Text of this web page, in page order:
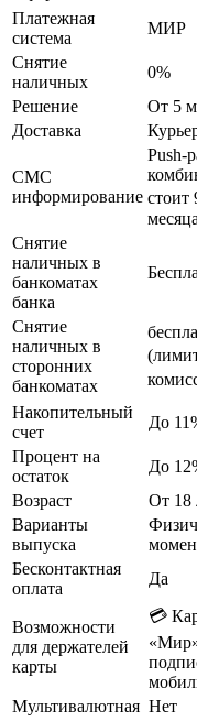
Платежная
система
МИР
Снятие
наличных
0%
Решение
От 5
Доставка
СМС
информирование
Push-
стоит
Снятие
наличных в
банкоматах
банка
Снятие
наличных в
сторонних
банкоматах
Накопительный
счет
До
Процент на
остаток
До
Возраст
От 18
Варианты
выпуска
Бесконтактная
оплата
Да
Возможности
для держателей
карты
💳
Мультивалютная Нет